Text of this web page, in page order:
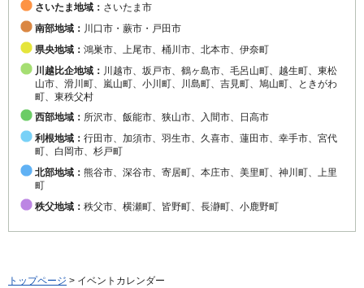
さいたま地域： さいたま市
南部地域： 川口市・蕨市・戸田市
県央地域： 鴻巣市、上尾市、桶川市、北本市、伊奈町
川越比企地域： 川越市、坂戸市、鶴ヶ島市、毛呂山町、越生町、東松
山市、滑川町、嵐山町、小川町、川島町、吉見町、鳩山町、ときがわ
町、東秩父村
西部地域： 所沢市、飯能市、狭山市、入間市、日高市
利根地域： 行田市、加須市、羽生市、久喜市、蓮田市、幸手市、宮代
町、白岡市、杉戸町
北部地域： 熊谷市、深谷市、寄居町、本庄市、美里町、神川町、上里
町
秩父地域： 秩父市、横瀬町、皆野町、長瀞町、小鹿野町
トップページ > イベントカレンダー